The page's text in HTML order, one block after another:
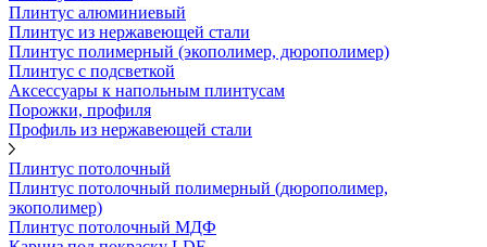
Плинтус алюминиевый
Плинтус из нержавеющей стали
Плинтус полимерный (экополимер, дюрополимер)
Плинтус с подсветкой
Аксессуары к напольным плинтусам
Порожки, профиля
Профиль из нержавеющей стали
Плинтус потолочный
Плинтус потолочный полимерный (дюрополимер,
экополимер)
Плинтус потолочный МДФ